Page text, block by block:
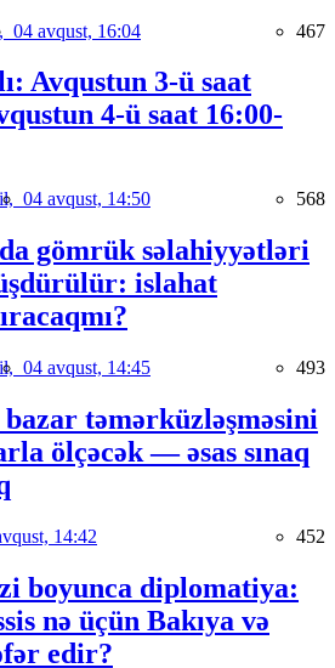
04 avqust, 16:04 467
Avqustun 3-ü saat
4-ü saat 16:00-
04 avqust, 14:50 568
gömrük səlahiyyətləri
islahat
04 avqust, 14:45 493
təmərküzləşməsini
ölçəcək — əsas sınaq
14:42 452
boyunca diplomatiya:
nə üçün Bakıya və
edir?